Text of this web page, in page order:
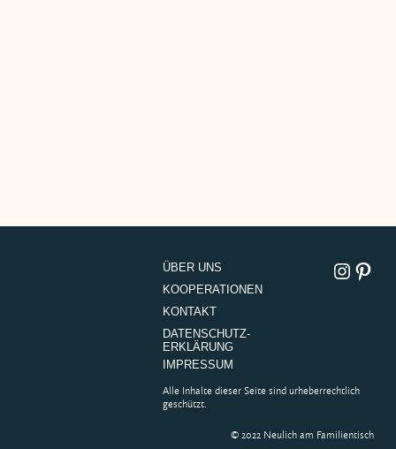
ÜBER UNS
KOOPERATIONEN
KONTAKT
DATENSCHUTZ­
ERKLÄRUNG
IMPRESSUM
Instagram Pinterest
Alle Inhalte dieser Seite sind urheberrechtlich
geschützt.
© 2022 Neulich am Familientisch